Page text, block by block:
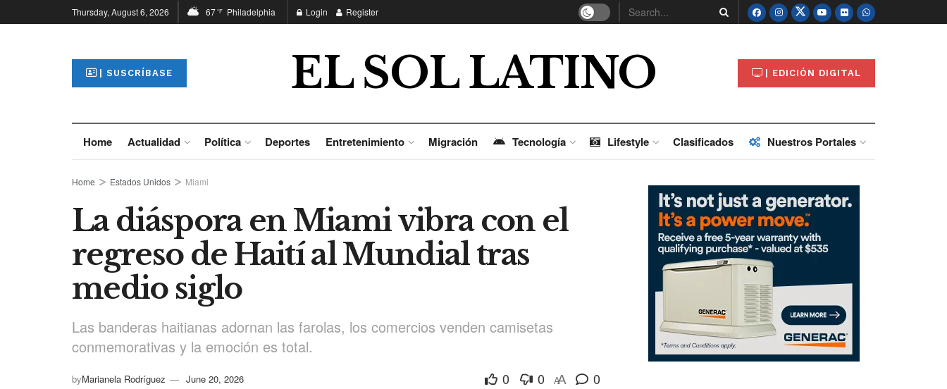
Thursday, August 6, 2026 67°F Philadelphia Login Register
| SUSCRÍBASE EL SOL LATINO | EDICIÓN DIGITAL
Home Actualidad Política Deportes Entretenimiento Migración Tecnología Lifestyle Clasificados Nuestros Portales
Home Estados Unidos Miami
La diáspora en Miami vibra con el
regreso de Haití al Mundial tras
medio siglo
Las banderas haitianas adornan las farolas, los comercios venden camisetas
conmemorativas y la emoción es total.
byMarianela Rodríguez June 20, 2026 0 0 AA 0